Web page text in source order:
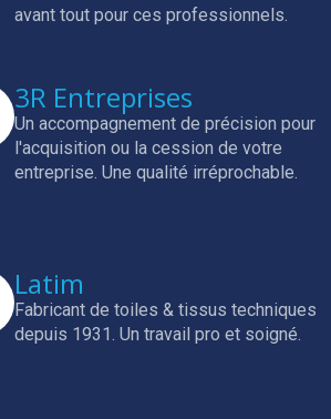
avant tout pour ces professionnels.
3R Entreprises
Un accompagnement de précision pour
l'acquisition ou la cession de votre
entreprise. Une qualité irréprochable.
Latim
Fabricant de toiles & tissus techniques
depuis 1931. Un travail pro et soigné.